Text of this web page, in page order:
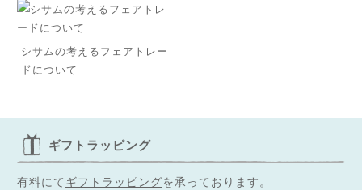
シサムの考えるフェアトレー
ドについて
ギフトラッピング
有料にて ギフトラッピングを承っております。